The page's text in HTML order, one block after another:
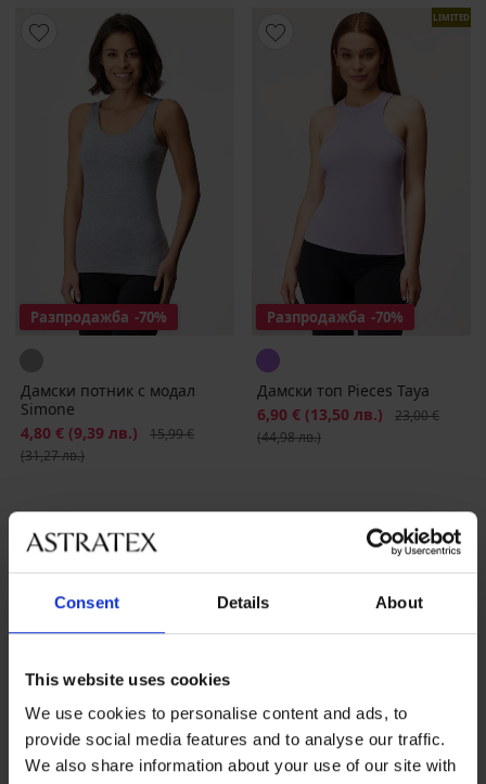
Consent Details About
This website uses cookies
We use cookies to personalise content and ads, to
provide social media features and to analyse our traffic.
We also share information about your use of our site with
Разпродажба -70%
Дамски потник с модал
Simone
Намаление
4,80 € (9,39 лв.) Първоначална цена
15,99 €
(31,27 лв.)
LIMITED
Разпродажба -70%
Дамски топ Pieces Taya
Намаление
6,90 € (13,50 лв.)
23,00 €
(44,98 лв.)